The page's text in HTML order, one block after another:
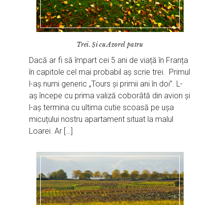
Trei. Și cu Azorel patru
Dacă ar fi să împart cei 5 ani de viață în Franța
în capitole cel mai probabil aș scrie trei. Primul
l-aș numi generic „Tours și primii ani în doi”. L-
aș începe cu prima valiză coborâtă din avion și
l-aș termina cu ultima cutie scoasă pe ușa
micuțului nostru apartament situat la malul
Loarei. Ar […]